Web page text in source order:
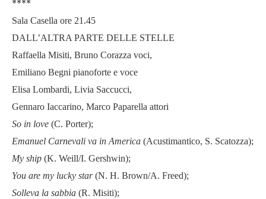
****
Sala Casella ore 21.45
DALL’ALTRA PARTE DELLE STELLE
Raffaella Misiti, Bruno Corazza voci,
Emiliano Begni pianoforte e voce
Elisa Lombardi, Livia Saccucci,
Gennaro Iaccarino, Marco Paparella attori
So in love (C. Porter);
Emanuel Carnevali va in America (Acustimantico, S. Scatozza);
My ship (K. Weill/I. Gershwin);
You are my lucky star(N. H. Brown/A. Freed);
Solleva la sabbia (R. Misiti);